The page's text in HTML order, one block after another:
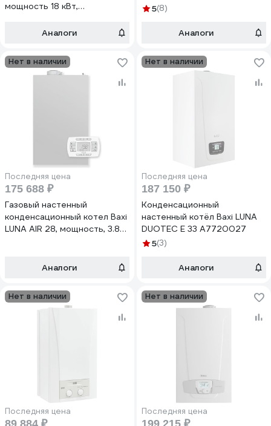
мощность 18 кВт,
камера сгорания 100021536
Аналоги
5(8)
Аналоги
Нет в наличии
Последняя цена
175 688 ₽
Газовый настенный
конденсационный котел Baxi
LUNA AIR 28, мощность, 3.8-
A7810405Аналоги
Нет в наличии
Последняя цена
187 150 ₽
Конденсационный
настенный котёл Baxi LUNA
DUOTEC E 33 A7720027
5(3)
Аналоги
Нет в наличии
Последняя цена
89 884 ₽
Нет в наличии
Последняя цена
199 215 ₽